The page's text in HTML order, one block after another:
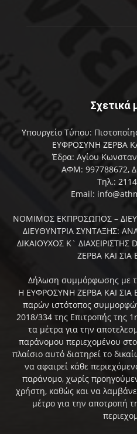
Σχετικά
Υπουργείο Τύπου:
ΕΥΦΡΟΣΥΝΗ ΖΕΡΒΑ
Έδρα: Αγίου
ΑΦΜ: 997788672,
Τηλ.:
Email:
ΝΟΜΙΜΟΣ ΕΚΠΡΟΣΩΠΟΣ –
ΔΙΕΥΘΥΝΤΡΙΑ ΣΥΝΤΑΞΗΣ:
ΔΙΚΑΙΟΥΧΟΣ Κ`
ΖΕΡΒΑ ΚΑΙ ΣΙΑ
Δήλωση συμμόρφωσης με
Η ΕΥΦΡΟΣΥΝΗ ΖΕΡΒΑ ΚΑΙ ΣΙΑ
παρών ιστότοπος
2018/334 της Επιτροπής της
τα μέτρα για την
παράνομου περιεχομένου στο
πλαίσιο αυτό διατηρεί το
να αφαιρεί κάθε
παράνομο, χωρίς
χρήστη, καθώς και να
μέτρο για την αποτροπή